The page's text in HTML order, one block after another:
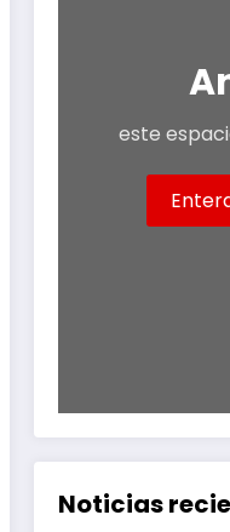
este
Noticias